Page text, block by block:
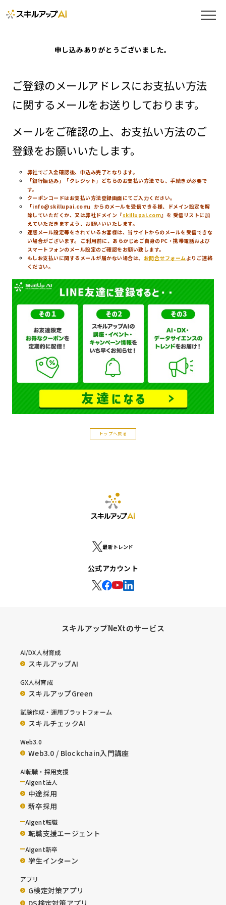
申し込みありがとうございました。
ご登録のメールアドレスにお支払い方法
に関するメールをお送りしております。
メールをご確認の上、お支払い方法のご
登録をお願いいたします。
弊社でご入金確認後、申込み完了となります。
「銀行振込み」「クレジット」どちらのお支払い方法でも、手続きが必要で
す。
クーポンコードはお支払い方法登録画面にてご入力ください。
「info@skillupai.com」からのメールを受信できる様、ドメイン設定を解
除していただくか、又は弊社ドメイン『skillupai.com』を 受信リストに加
えていただきますよう、お願いいいたします。
迷惑メール設定等をされているお客様は、当サイトからのメールを受信できな
い場合がございます。 ご利用前に、あらかじめご自身のPC・携帯電話および
スマートフォンのメール設定のご確認をお願い致します。
もしお支払いに関するメールが届かない場合は、 お問合せフォームよりご連絡
ください。
トップへ戻る
最新トレンド
公式アカウント
スキルアップNeXtのサービス
AI/DX人材育成
スキルアップAI
GX人材育成
スキルアップGreen
試験作成・運用プラットフォーム
スキルチェックAI
Web3.0
Web3.0 / Blockchain入門講座
AI転職・採用支援
AIgent法人
中途採用
新卒採用
AIgent転職
転職支援エージェント
AIgent新卒
学生インターン
アプリ
G検定対策アプリ
DS検定対策アプリ